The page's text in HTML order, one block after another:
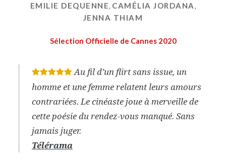
EMILIE DEQUENNE, CAMÉLIA JORDANA,
JENNA THIAM
Sélection Officielle de Cannes 2020
* * * * *Au fil d’un flirt sans issue, un
homme et une femme relatent leurs amours
contrariées. Le cinéaste joue à merveille de
cette poésie du rendez-vous manqué. Sans
jamais juger.
Télérama